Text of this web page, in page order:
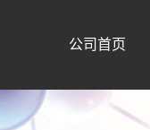
公司首页